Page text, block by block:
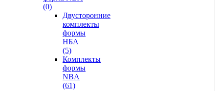
(0)
Двусторонние
комплекты
формы
НБА
(5)
Комплекты
формы
NBA
(61)